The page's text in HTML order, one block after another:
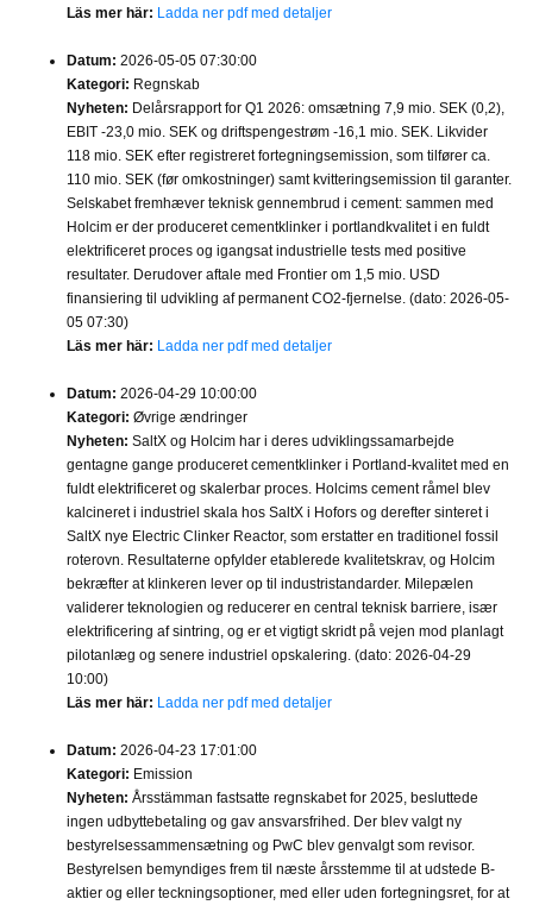
Läs mer här: Ladda ner pdf med detaljer
Datum: 2026-05-05 07:30:00
Kategori: Regnskab
Nyheten: Delårsrapport for Q1 2026: omsætning 7,9 mio. SEK (0,2),
EBIT -23,0 mio. SEK og driftspengestrøm -16,1 mio. SEK. Likvider
118 mio. SEK efter registreret fortegningsemission, som tilfører ca.
110 mio. SEK (før omkostninger) samt kvitteringsemission til garanter.
Selskabet fremhæver teknisk gennembrud i cement: sammen med
Holcim er der produceret cementklinker i portlandkvalitet i en fuldt
elektrificeret proces og igangsat industrielle tests med positive
resultater. Derudover aftale med Frontier om 1,5 mio. USD
finansiering til udvikling af permanent CO2-fjernelse. (dato: 2026-05-
05 07:30)
Läs mer här: Ladda ner pdf med detaljer
Datum: 2026-04-29 10:00:00
Kategori: Øvrige ændringer
Nyheten: SaltX og Holcim har i deres udviklingssamarbejde
gentagne gange produceret cementklinker i Portland-kvalitet med en
fuldt elektrificeret og skalerbar proces. Holcims cement råmel blev
kalcineret i industriel skala hos SaltX i Hofors og derefter sinteret i
SaltX nye Electric Clinker Reactor, som erstatter en traditionel fossil
roterovn. Resultaterne opfylder etablerede kvalitetskrav, og Holcim
bekræfter at klinkeren lever op til industristandarder. Milepælen
validerer teknologien og reducerer en central teknisk barriere, især
elektrificering af sintring, og er et vigtigt skridt på vejen mod planlagt
pilotanlæg og senere industriel opskalering. (dato: 2026-04-29
10:00)
Läs mer här: Ladda ner pdf med detaljer
Datum: 2026-04-23 17:01:00
Kategori: Emission
Nyheten: Årsstämman fastsatte regnskabet for 2025, besluttede
ingen udbyttebetaling og gav ansvarsfrihed. Der blev valgt ny
bestyrelsessammensætning og PwC blev genvalgt som revisor.
Bestyrelsen bemyndiges frem til næste årsstemme til at udstede B-
aktier og eller teckningsoptioner, med eller uden fortegningsret, for at